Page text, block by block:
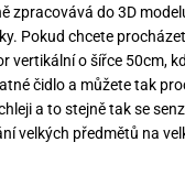
zpracovává do 3D
Pokud chcete
vertikální o šířce 50cm,
čidlo a můžete tak
a to stejně tak se
velkých předmětů na